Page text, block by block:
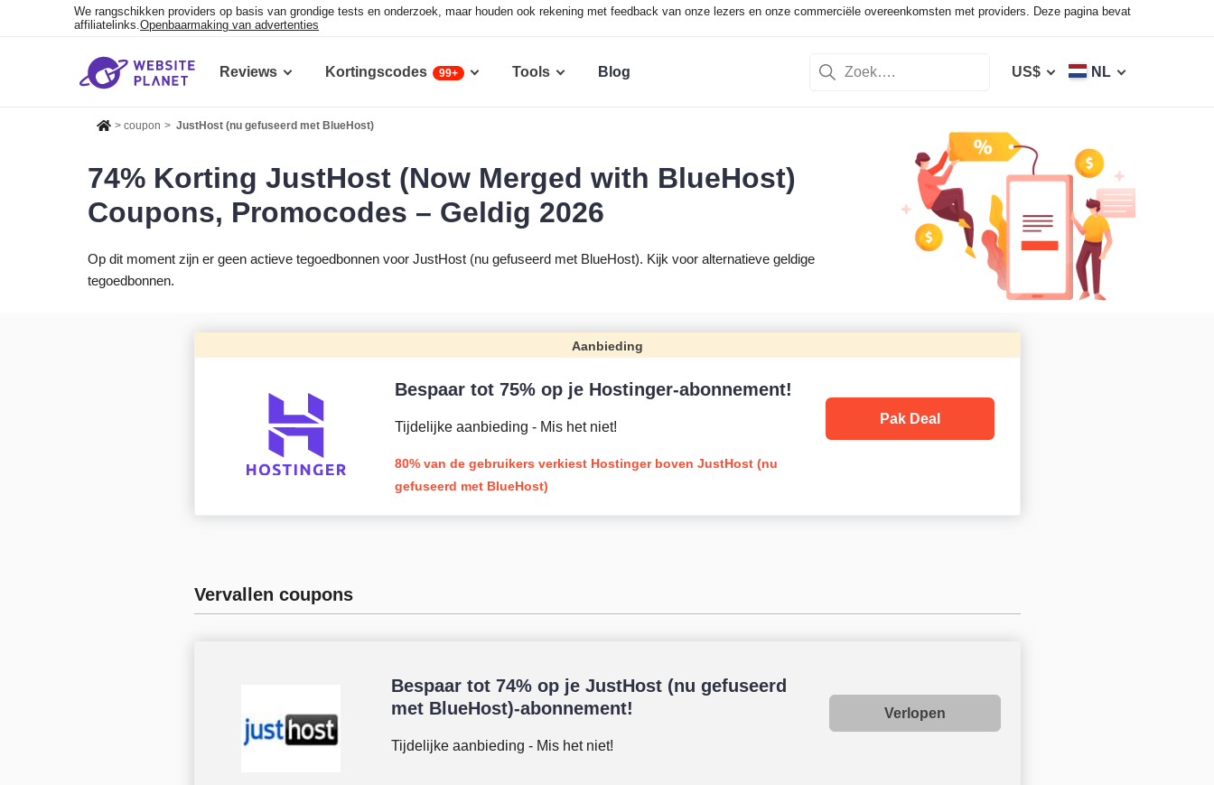
We rangschikken providers op basis van grondige tests en onderzoek, maar houden ook rekening met feedback van onze lezers en onze commerciële overeenkomsten met providers. Deze pagina bevat
affiliatelinks.Openbaarmaking van advertenties
Reviews Kortingscodes 99+ Tools Blog US$ NL
> coupon > JustHost (nu gefuseerd met BlueHost)
74% Korting JustHost (Now Merged with BlueHost)
Coupons, Promocodes – Geldig 2026
Op dit moment zijn er geen actieve tegoedbonnen voor JustHost (nu gefuseerd met BlueHost). Kijk voor alternatieve geldige
tegoedbonnen.
Aanbieding
Bespaar tot 75% op je Hostinger-abonnement!
Tijdelijke aanbieding - Mis het niet!
80% van de gebruikers verkiest Hostinger boven JustHost (nu
gefuseerd met BlueHost)
Pak Deal
Vervallen coupons
Bespaar tot 74% op je JustHost (nu gefuseerd
met BlueHost)-abonnement!
Tijdelijke aanbieding - Mis het niet!
Verlopen